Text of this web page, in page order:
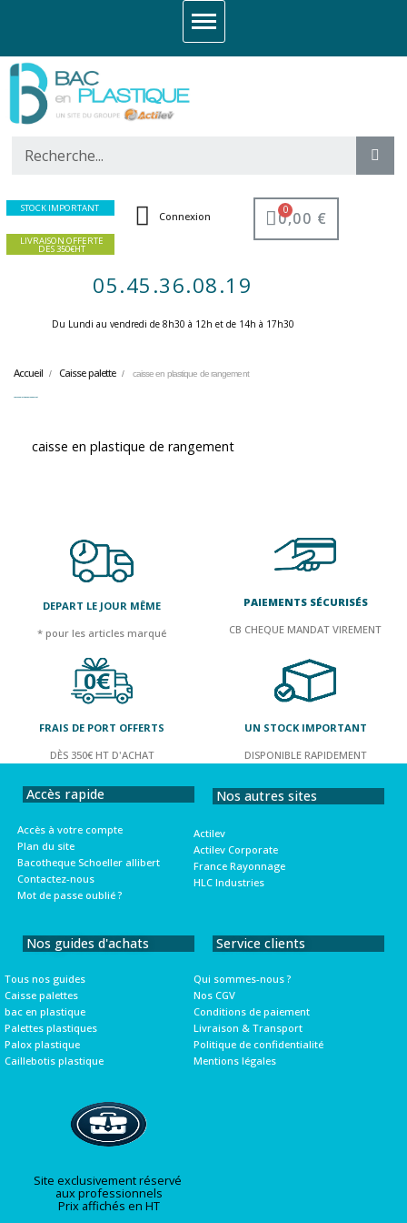
STOCK IMPORTANT
LIVRAISON OFFERTE
DES 350€HT
Connexion 0,00 €
05.45.36.08.19
Du Lundi au vendredi de 8h30 à 12h et de 14h à 17h30 ​
Accueil Caisse palette caisse en plastique de rangement
caisse en plastique de rangement
DEPART LE JOUR MÊME
* pour les articles marqué
PAIEMENTS SÉCURISÉS
CB CHEQUE MANDAT VIREMENT
FRAIS DE PORT OFFERTS
DÈS 350€ HT D'ACHAT
UN STOCK IMPORTANT
DISPONIBLE RAPIDEMENT
Accès rapide
Accès à votre compte
Plan du site
Bacotheque Schoeller allibert
Contactez-nous
Mot de passe oublié ?
Nos autres sites
Actilev
Actilev Corporate
France Rayonnage
HLC Industries
Nos guides d'achats
Tous nos guides
Caisse palettes
bac en plastique
Palettes plastiques
Palox plastique
Caillebotis plastique
Service clients
Qui sommes-nous ?
Nos CGV
Conditions de paiement
Livraison & Transport
Politique de confidentialité
Mentions légales
Site exclusivement réservé
aux professionnels
Prix affichés en HT